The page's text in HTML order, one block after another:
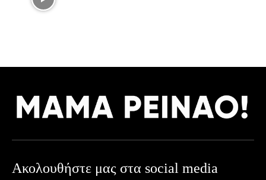
Ακολουθήστε μας στα social media